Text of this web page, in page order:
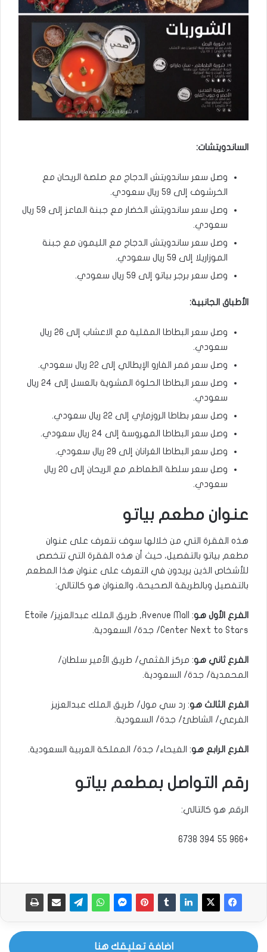
الساندويتشات:
وصل سعر ساندويتش الدجاج مع صلصة الريحان مع
الخرشوف إلى ٥٩ ريال سعودي.
وصل سعر ساندويتش الخضار مع جبنة الماعز إلى ٥٩ ريال
سعودي.
وصل سعر ساندويتش الدجاج مع الليمون مع جبنة
الموزاريلا إلى ٥٩ ريال سعودي.
وصل سعر برجر بياتو إلى ٥٩ ريال سعودي.
الأطباق الجانبية:
وصل سعر البطاطا المقلية مع الاعشاب إلى ٢٦ ريال
سعودي.
وصل سعر قمر الفارو الإيطالي إلى ٢٢ ريال سعودي.
وصل سعر البطاطا الحلوة المشوية بالعسل إلى ٢٤ ريال
سعودي.
وصل سعر بطاطا الروزماري إلى ٢٢ ريال سعودي.
وصل سعر البطاطا المهروسة إلى ٢٤ ريال سعودي.
وصل سعر البطاطا الغرانان إلى ٢٩ ريال سعودي.
وصل سعر سلطة الطماطم مع الريحان إلى ٢٠ ريال
سعودي.
عنوان مطعم بياتو
هذه الفقرة التي من خلالها سوف نتعرف على عنوان
مطعم بياتو بالتفصيل، حيث أن هذه الفقرة التي تتخصص
للأشخاص الذين يريدون في التعرف على عنوان هذا المطعم
بالتفصيل وبالطريقة الصحيحة، والعنوان هو كالتالي:
الفرع الأول هو
: Avenue Mall, طريق الملك عبدالعزيز/ Etoile
Center Next to Stars/ جدة/ السعودية.
الفرع ثاني هو: مركز القثمي/ طريق الأمير سلطان/
المحمدية/ جدة/ السعودية.
الفرع الثالث هو: رد سي مول/ طريق الملك عبدالعزيز
الفرعي/ الشاطئ/ جدة/ السعودية.
الفرع الرابع هو: الفيحاء/ جدة/ المملكة العربية السعودية.
رقم التواصل بمطعم بياتو
الرقم هو كالتالي:
+966 55 394 6738‏
اضافة تعليقك هنا